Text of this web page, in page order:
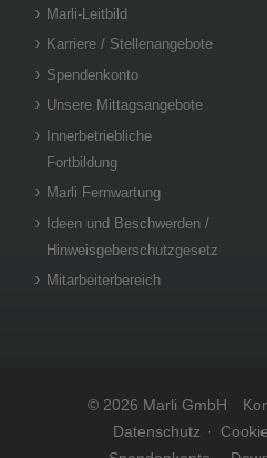
Marli-Leitbild
Karriere / Stellenangebote
Spendenkonto
Unsere Mittagsangebote
Innerbetriebliche
Fortbildung
Marli Fernwartung
Ideen und Beschwerden /
Hinweisgeberschutzgesetz
Mitarbeiterbereich
© 2026 Marli GmbH
Datenschutz